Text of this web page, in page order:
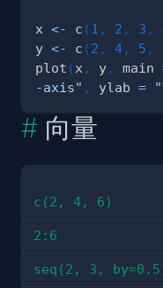
x <- c (1 , 2 , 3 ,
y <- c (2 , 4, 5 ,
plot (x , y, main
-axis" , ylab =
向量
c(2, 4, 6)
2:6
seq(2, 3,